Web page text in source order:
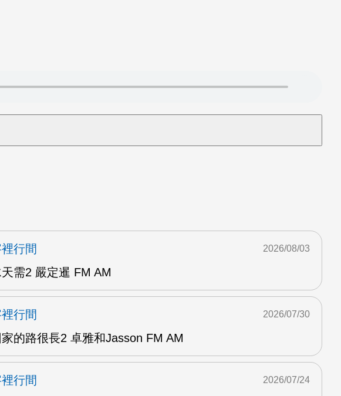
行間
需2 嚴定暹 FM AM
2026/08/03
行間
家的路很長2 卓雅和Jasson FM AM
2026/07/30
行間
2026/07/24